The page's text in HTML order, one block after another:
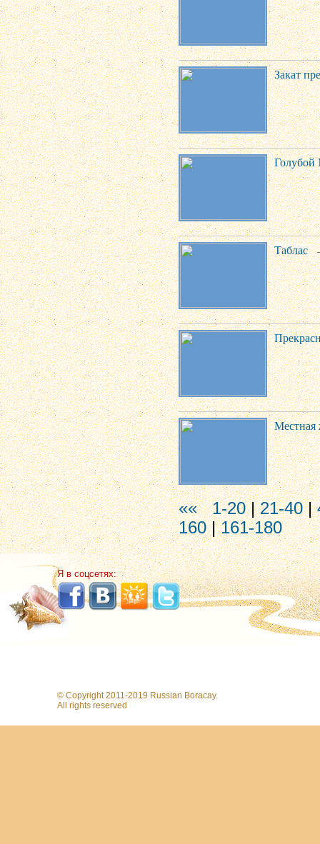
Закат
Таблас
Местная
«« 1-20|21-40|
160|161-180
Я в соцсетях:
© Copyright 2011-2019 Russian Boracay.
All rights reserved